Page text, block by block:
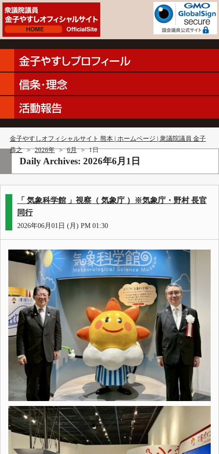
金子やすしオフィシャルサイト 熊本 | ホームページ | 衆議院議員 金子
恭之 ＞ 2026年 ＞ 6月 ＞ 1日
Daily Archives: 2026年6月1日
「 気象科学館 」視察（ 気象庁 ）※気象庁・野村 長官
同行
2026年06月01日 (月) PM 01:30